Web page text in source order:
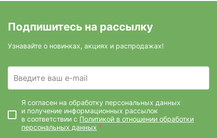
Подпишитесь на рассылку
Узнавайте о новинках, акциях и распродажах!
Введите ваш e-mail
Я согласен на обработку персональных данных
и получение информационных рассылок
в соответствии с Политикой в отношении обработки
персональных данных *